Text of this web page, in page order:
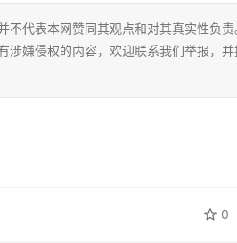
不代表本网赞同其观点和对其真实性负
涉嫌侵权的内容，欢迎联系我们举报，
0